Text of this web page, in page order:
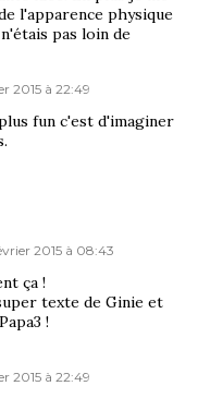
l'apparence physique
pas loin de
2015 à 22:49
fun c'est d'imaginer
2015 à 08:43
ça !
texte de Ginie et
!
2015 à 22:49